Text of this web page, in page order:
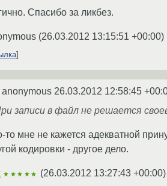
Спасибо за ликбез.
(26.03.2012 13:15:51 +00:00)
anonymous 26.03.2012 12:58:45
записи в файл не решается
то мне не кажется адекватной
кодировки - другое дело.
★★★★★ (26.03.2012 13:27:43 +00:00)